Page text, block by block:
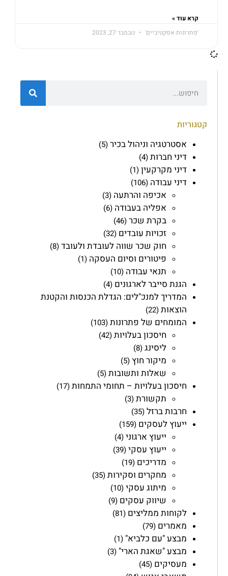
קרא עוד »
'פתרונות אפקטיביים'
נובמבר 27, 2023
קטגוריות
אסטרטגיה וניהול בכיר(5)
דיני חברות(4)
דיני מקרקעין(1)
דיני עבודה (106)
אכיפה והרתעה (3)
אפליה בעבודה (6)
בקרת שכר(46)
זכויות עובדים (32)
חוק שכר שווה לעובדת ולעובד(8)
פיטורים וסיום העסקה (1)
תנאי עבודה (10)
הגנת סייבר לארגונים (4)
המדריך למנכ"לים: הגדלת הכנסות והקטנת
הוצאות(22)
המומחים של פתרונות(103)
חיסכון בעלויות(42)
ליסינג(8)
מיקור חוץ(5)
שאלות ותשובות(5)
חיסכון בעלויות – תחומי התמחות(17)
תקשורת(3)
חרבות ברזל(35)
ייעוץ לעסקים (159)
ייעוץ ארגוני(4)
ייעוץ עסקי(39)
מדריכים (19)
מחקרים וסקירות(35)
מיתוג עסקי(10)
שיווק עסקים (9)
לקוחות ממליצים (81)
מאמרים (79)
מבצע "עם כלביא" (1)
מבצע "שאגת הארי" (3)
מעסיקים (45)